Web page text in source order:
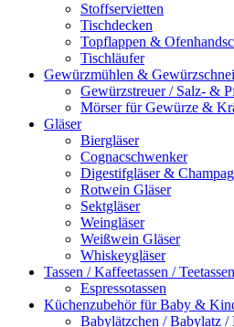
Stoffservietten
Tischdecken
Topflappen &
Tischläufer
Gewürzmühlen &
Gewürzstreuer / Salz- &
Mörser für Gewürze &
Gläser
Biergläser
Cognacschwenker
Digestifgläser &
Rotwein Gläser
Sektgläser
Weingläser
Weißwein Gläser
Whiskeygläser
Tassen / Kaffeetassen / Teetassen
Espressotassen
Küchenzubehör für Baby &
Babylätzchen / Babylatz /